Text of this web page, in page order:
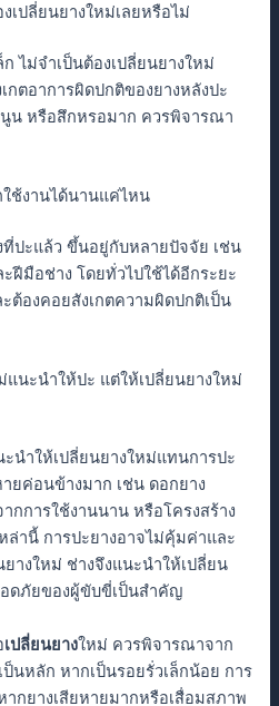
เปลี่ยนยางใหม่เลยหรือไม่
ไม่จําเป็นต้องเปลี่ยนยางใหม่
กตอาการผิดปกติของยางหลังปะ
น หรือสึกหรอมาก ควรพิจารณา
ช้งานได้นานแค่ไหน
ที่ปะแล้ว ขึ้นอยู่กับหลายปัจจัย เช่น
มือช่าง โดยทั่วไปใช้ได้อีกระยะ
ต้องคอยสังเกตความผิดปกติเป็น
แนะนําให้ปะ แต่ให้เปลี่ยนยางใหม่
นําให้เปลี่ยนยางใหม่แทนการปะ
ยค่อนข้างมาก เช่น ดอกยาง
กการใช้งานนาน หรือโครงสร้าง
านี้ การปะยางอาจไม่คุ้มค่าและ
างใหม่ ช่างจึงแนะนําให้เปลี่ยน
ดภัยของผู้ขับขี่เป็นสําคัญ
เปลี่ยนยางใหม่ ควรพิจารณาจาก
นหลัก หากเป็นรอยรั่วเล็กน้อย การ
ากยางเสียหายมากหรือเสื่อมสภาพ